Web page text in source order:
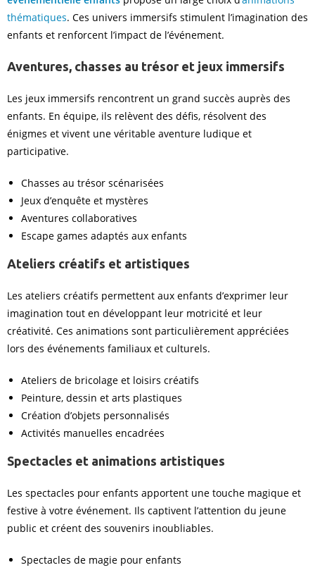
thématiques. Ces univers immersifs stimulent l’imagination des
enfants et renforcent l’impact de l’événement.
Aventures, chasses au trésor et jeux immersifs
Les jeux immersifs rencontrent un grand succès auprès des
enfants. En équipe, ils relèvent des défis, résolvent des
énigmes et vivent une véritable aventure ludique et
participative.
Chasses au trésor scénarisées
Jeux d’enquête et mystères
Aventures collaboratives
Escape games adaptés aux enfants
Ateliers créatifs et artistiques
Les ateliers créatifs permettent aux enfants d’exprimer leur
imagination tout en développant leur motricité et leur
créativité. Ces animations sont particulièrement appréciées
lors des événements familiaux et culturels.
Ateliers de bricolage et loisirs créatifs
Peinture, dessin et arts plastiques
Création d’objets personnalisés
Activités manuelles encadrées
Spectacles et animations artistiques
Les spectacles pour enfants apportent une touche magique et
festive à votre événement. Ils captivent l’attention du jeune
public et créent des souvenirs inoubliables.
Spectacles de magie pour enfants